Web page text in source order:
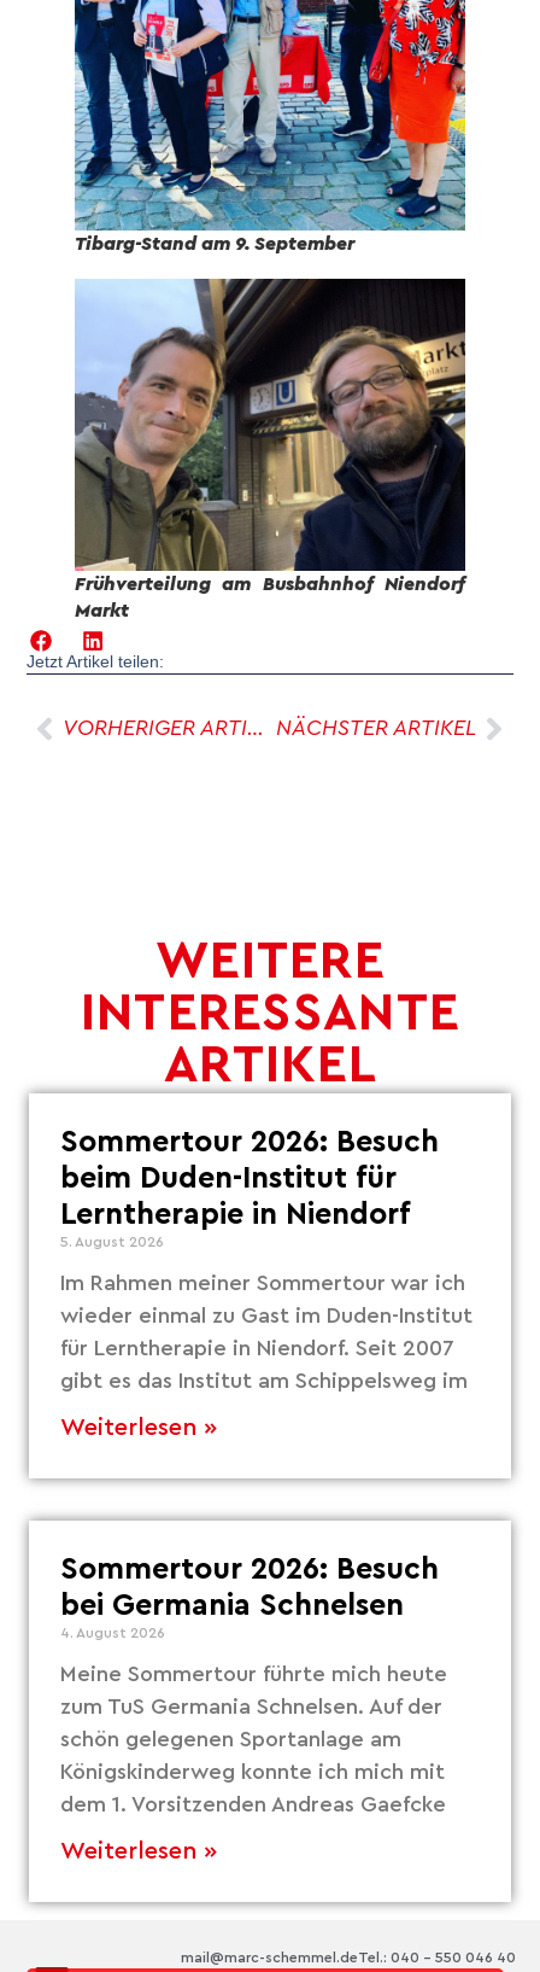
Tibarg-Stand am 9. September
Frühverteilung am Busbahnhof Niendorf
Markt
Jetzt Artikel teilen:
VORHERIGER ARTIKEL NÄCHSTER ARTIKEL
WEITERE
INTERESSANTE
ARTIKEL
Sommertour 2026: Besuch
beim Duden-Institut für
Lerntherapie in Niendorf
5. August 2026
Im Rahmen meiner Sommertour war ich
wieder einmal zu Gast im Duden-Institut
für Lerntherapie in Niendorf. Seit 2007
gibt es das Institut am Schippelsweg im
Weiterlesen »
Sommertour 2026: Besuch
bei Germania Schnelsen
4. August 2026
Meine Sommertour führte mich heute
zum TuS Germania Schnelsen. Auf der
schön gelegenen Sportanlage am
Königskinderweg konnte ich mich mit
dem 1. Vorsitzenden Andreas Gaefcke
Weiterlesen »
Tel.: 040 – 550 046 40
mail@marc-schemmel.de